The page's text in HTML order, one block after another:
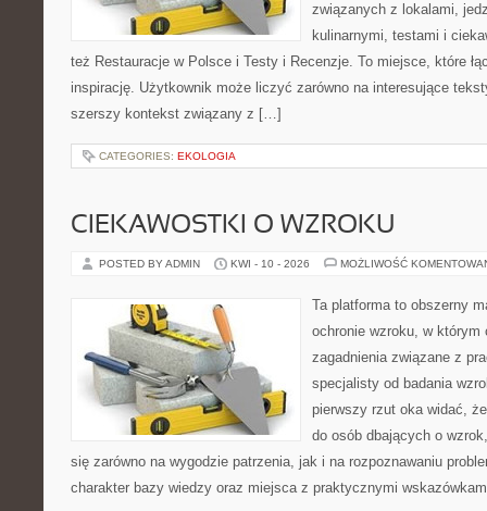
związanych z lokalami,
kulinarnymi, testami i
też Restauracje w Polsce i Testy i Recenzje. To miejsce, które
inspirację. Użytkownik może liczyć zarówno na interesujące
szerszy kontekst związany z […]
CATEGORIES: EKOLOGIA
CIEKAWOSTKI O WZROKU
POSTED BY ADMIN KWI - 10 - 2026 MOŻLIWOŚĆ
Ta platforma to obszerny
ochronie wzroku, w
zagadnienia związane z
specjalisty od badania
pierwszy rzut oka widać,
do osób dbających o
się zarówno na wygodzie patrzenia, jak i na rozpoznawaniu
charakter bazy wiedzy oraz miejsca z praktycznymi